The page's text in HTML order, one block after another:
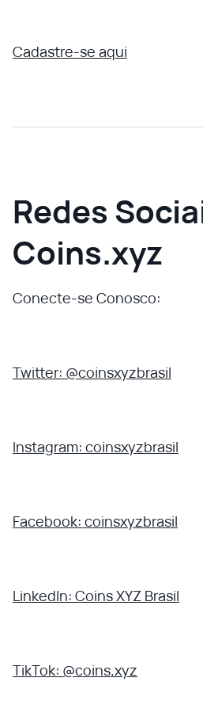
Cadastre-se aqui
Redes
Coins.xyz
Conecte-se Conosco:
Twitter: @coinsxyzbrasil
Instagram: coinsxyzbrasil
Facebook: coinsxyzbrasil
LinkedIn: Coins XYZ Brasil
TikTok: @coins.xyz